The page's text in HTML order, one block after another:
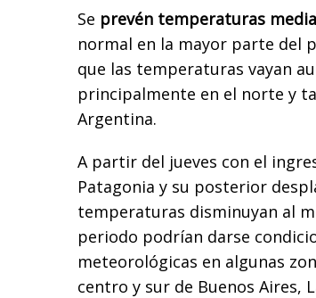
Se prevén temperaturas
normal en la mayor parte del
que las temperaturas vayan
principalmente en el norte y
Argentina.
A partir del jueves con el
Patagonia y su posterior
temperaturas disminuyan al
periodo podrían darse
meteorológicas en algunas
centro y sur de Buenos Aires,